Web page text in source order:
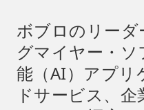
ボブロのリー
グマイヤー・
能（AI）アプリ
ドサービス、